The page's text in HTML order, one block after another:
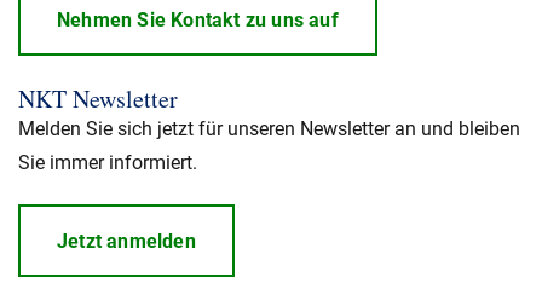
Nehmen Sie Kontakt zu uns auf
NKT Newsletter
Melden Sie sich jetzt für unseren Newsletter an und bleiben
Sie immer informiert.
Jetzt anmelden